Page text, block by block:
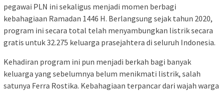
pegawai PLN ini sekaligus menjadi momen berbagi
kebahagiaan Ramadan 1446 H. Berlangsung sejak tahun 2020,
program ini secara total telah menyambungkan listrik secara
gratis untuk 32.275 keluarga prasejahtera di seluruh Indonesia.
Kehadiran program ini pun menjadi berkah bagi banyak
keluarga yang sebelumnya belum menikmati listrik, salah
satunya Ferra Rostika. Kebahagiaan terpancar dari wajah warga